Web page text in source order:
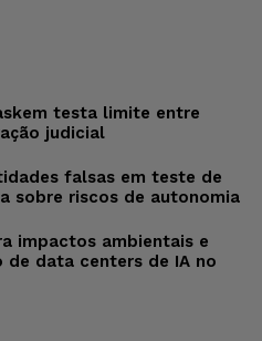
testa limite entre
judicial
falsas em teste de
sobre riscos de autonomia
impactos ambientais e
de data centers de IA no